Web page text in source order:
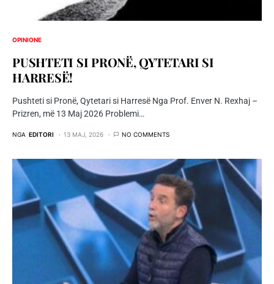
OPINIONE
PUSHTETI SI PRONЁ, QYTETARI SI
HARRESЁ!
Pushteti si Pronë, Qytetari si Harresë Nga Prof. Enver N. Rexhaj –
Prizren, më 13 Maj 2026 Problemi…
NGA EDITORI 13 MAJ, 2026 NO COMMENTS